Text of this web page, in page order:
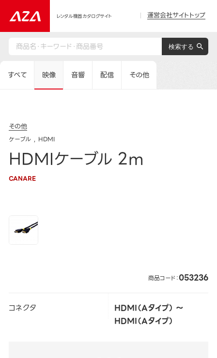
レンタル機器カタログサイト 運営会社サイトトップ
すべて 映像 音響 配信 その他
その他
ケーブル HDMI
HDMIケーブル 2m
CANARE
商品コード：053236
コネクタ
HDMI（Aタイプ） ～
HDMI（Aタイプ）